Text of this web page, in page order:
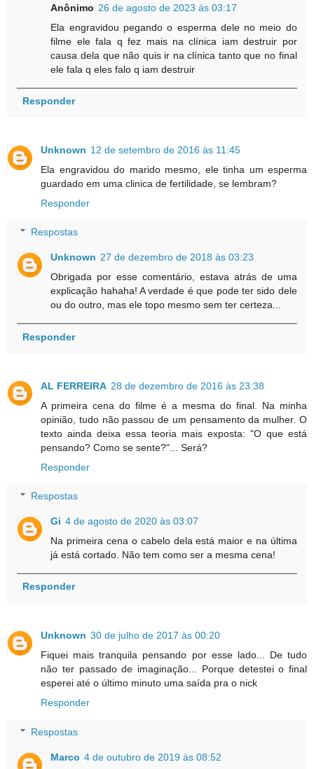
Anônimo 26 de agosto de 2023 às 03:17
Ela engravidou pegando o esperma dele no meio do
filme ele fala q fez mais na clínica iam destruir por
causa dela que não quis ir na clínica tanto que no final
ele fala q eles falo q iam destruir
Responder
Unknown 12 de setembro de 2016 às 11:45
Ela engravidou do marido mesmo, ele tinha um esperma
guardado em uma clinica de fertilidade, se lembram?
Responder
Respostas
Unknown 27 de dezembro de 2018 às 03:23
Obrigada por esse comentário, estava atrás de uma
explicação hahaha! A verdade é que pode ter sido dele
ou do outro, mas ele topo mesmo sem ter certeza...
Responder
AL FERREIRA 28 de dezembro de 2016 às 23:38
A primeira cena do filme é a mesma do final. Na minha
opinião, tudo não passou de um pensamento da mulher. O
texto ainda deixa essa teoria mais exposta: "O que está
pensando? Como se sente?"... Será?
Responder
Respostas
Gi 4 de agosto de 2020 às 03:07
Na primeira cena o cabelo dela está maior e na última
já está cortado. Não tem como ser a mesma cena!
Responder
Unknown 30 de julho de 2017 às 00:20
Fiquei mais tranquila pensando por esse lado... De tudo
não ter passado de imaginação... Porque detestei o final
esperei até o último minuto uma saída pra o nick
Responder
Respostas
Marco 4 de outubro de 2019 às 08:52